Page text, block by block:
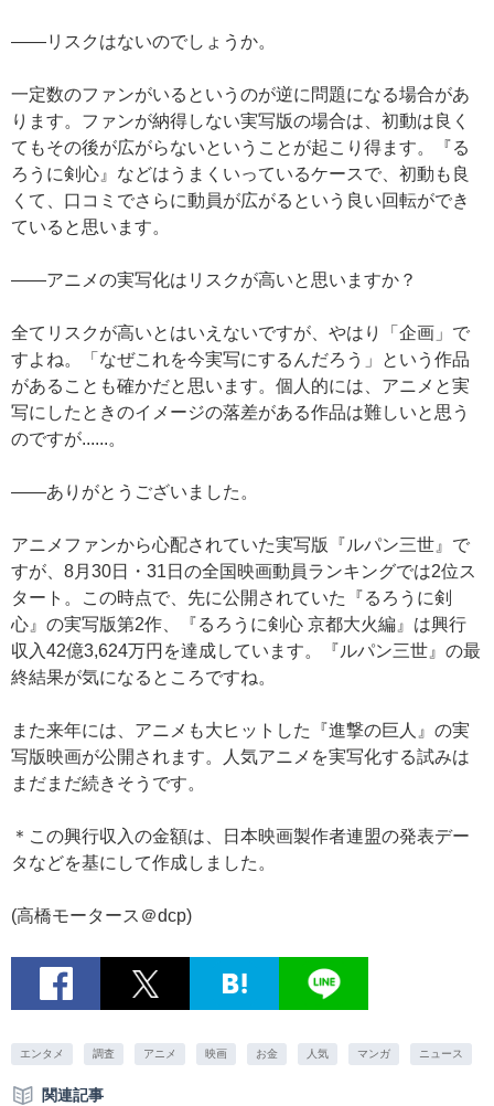
——リスクはないのでしょうか。
一定数のファンがいるというのが逆に問題になる場合があ
ります。ファンが納得しない実写版の場合は、初動は良く
てもその後が広がらないということが起こり得ます。『る
ろうに剣心』などはうまくいっているケースで、初動も良
くて、口コミでさらに動員が広がるという良い回転ができ
ていると思います。
——アニメの実写化はリスクが高いと思いますか？
全てリスクが高いとはいえないですが、やはり「企画」で
すよね。「なぜこれを今実写にするんだろう」という作品
があることも確かだと思います。個人的には、アニメと実
写にしたときのイメージの落差がある作品は難しいと思う
のですが......。
——ありがとうございました。
アニメファンから心配されていた実写版『ルパン三世』で
すが、8月30日・31日の全国映画動員ランキングでは2位ス
タート。この時点で、先に公開されていた『るろうに剣
心』の実写版第2作、『るろうに剣心 京都大火編』は興行
収入42億3,624万円を達成しています。『ルパン三世』の最
終結果が気になるところですね。
また来年には、アニメも大ヒットした『進撃の巨人』の実
写版映画が公開されます。人気アニメを実写化する試みは
まだまだ続きそうです。
＊この興行収入の金額は、日本映画製作者連盟の発表デー
タなどを基にして作成しました。
(高橋モータース＠dcp)
エンタメ 調査 アニメ 映画 お金 人気 マンガ ニュース
関連記事